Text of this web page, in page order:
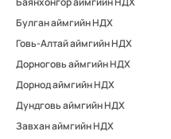
Булган аймгийн НДХ
Говь-Алтай аймгийн НДХ
Дорноговь аймгийн НДХ
Дорнод аймгийн НДХ
Дундговь аймгийн НДХ
Завхан аймгийн НДХ